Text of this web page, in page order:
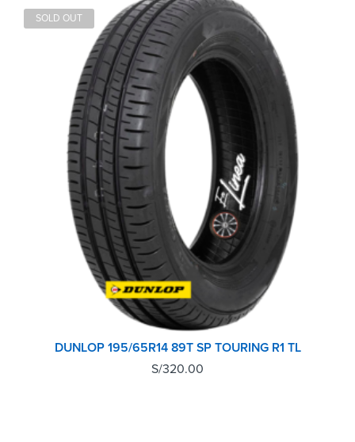
SOLD OUT
DUNLOP 195/65R14 89T SP TOURING R1 TL
S/320.00